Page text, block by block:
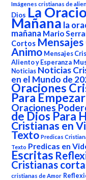
Imágenes cristianas de
Dios La
Mañana la
mañana Mario
Cortos
Animo Mensajes
Aliento y Esperanza
Noticias Noticias
en el Mundo de
Oraciones
Para
Oraciones
de Dios Para
Cristianas en
Texto Predicas
Texto Predicas en
Escritas
Cristianas
cristianas de Amor